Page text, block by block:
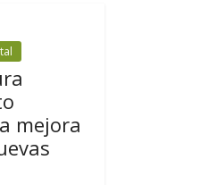
mejora